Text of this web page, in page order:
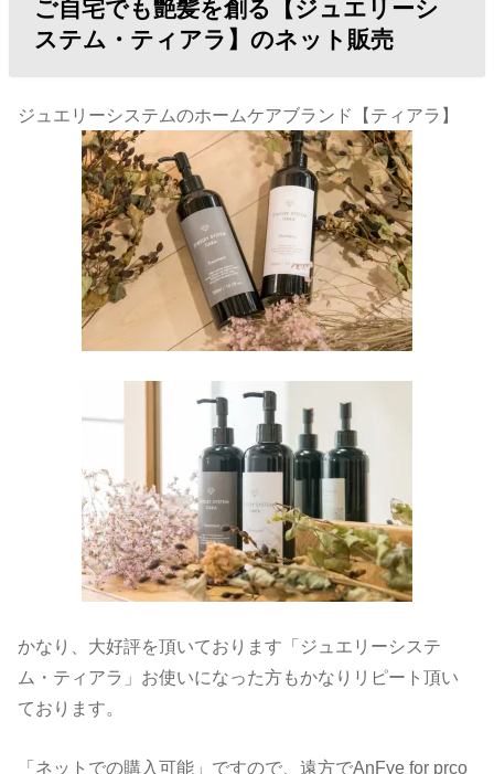
ご自宅でも艶髪を創る【ジュエリーシ
ステム・ティアラ】のネット販売
ジュエリーシステムのホームケアブランド【ティアラ】
かなり、大好評を頂いております「ジュエリーシステ
ム・ティアラ」お使いになった方もかなりリピート頂い
ております。
「ネットでの購入可能」ですので、遠方でAnFye for prco